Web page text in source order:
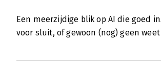
Een meerzijdige blik op AI die goed
voor sluit, of gewoon (nog) geen